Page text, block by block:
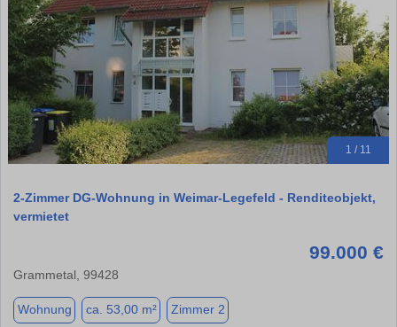
1 / 11
2-Zimmer DG-Wohnung in Weimar-Legefeld - Renditeobjekt,
vermietet
99.000 €
Grammetal, 99428
Wohnung ca. 53,00 m² Zimmer 2